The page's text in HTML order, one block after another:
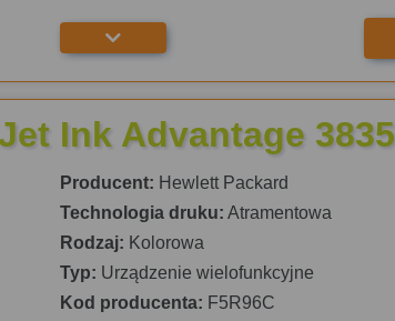
Ink Advantage 3835
Producent: Hewlett Packard
Technologia druku: Atramentowa
Rodzaj: Kolorowa
Typ: Urządzenie wielofunkcyjne
Kod producenta: F5R96C